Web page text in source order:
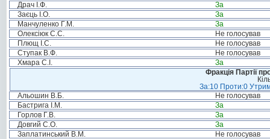
Драч І.Ф.
За
Заєць І.О.
За
Манчуленко Г.М.
За
Олексіюк С.С.
Не голосував
Плющ І.С.
Не голосував
Ступак В.Ф.
Не голосував
Хмара С.І.
За
Фракція Партії
За:10 Проти:0
Альошин В.Б.
Не голосував
Бастрига І.М.
За
Горлов Г.В.
За
Довгий С.О.
За
Заплатинський В.М.
Не голосував